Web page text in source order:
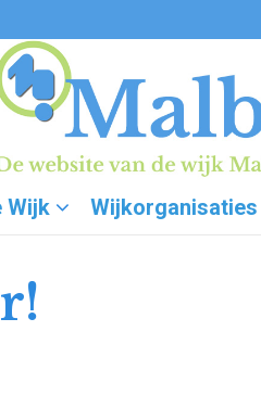
Wijk Wijkorganisaties